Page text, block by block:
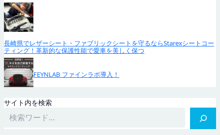
長崎県でレザーシート・ファブリックシートを守るならStarexシートコー
ティング！革新的な保護性能で愛車を美しく保つ
FEYNLAB ファインラボ導入！
サイト内を検索